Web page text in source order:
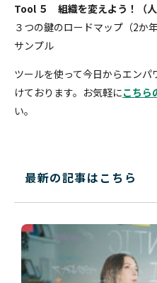
Tool ５ 組織を変えよう！（人
３つの鍵のロードマップ（2か年
サンプル
ツールを使って今日からエン
けております。お気軽にこちら
い。
最新の記事はこちら